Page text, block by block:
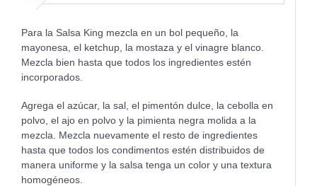
Para la Salsa King mezcla en un bol pequeño, la
mayonesa, el ketchup, la mostaza y el vinagre blanco.
Mezcla bien hasta que todos los ingredientes estén
incorporados.
Agrega el azúcar, la sal, el pimentón dulce, la cebolla en
polvo, el ajo en polvo y la pimienta negra molida a la
mezcla. Mezcla nuevamente el resto de ingredientes
hasta que todos los condimentos estén distribuidos de
manera uniforme y la salsa tenga un color y una textura
homogéneos.